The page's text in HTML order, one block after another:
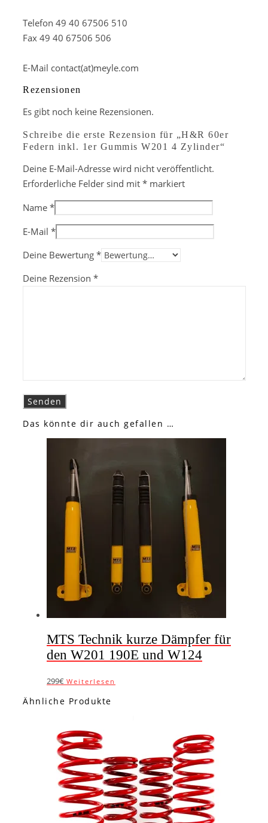
Telefon 49 40 67506 510
Fax 49 40 67506 506
E-Mail contact(at)meyle.com
Rezensionen
Es gibt noch keine Rezensionen.
Schreibe die erste Rezension für „H&R 60er
Federn inkl. 1er Gummis W201 4 Zylinder“
Deine E-Mail-Adresse wird nicht veröffentlicht.
Erforderliche Felder sind mit * markiert
Name *
E-Mail *
Deine Bewertung *
Deine Rezension *
Das könnte dir auch gefallen …
MTS Technik kurze Dämpfer für
den W201 190E und W124
299€ Weiterlesen
Ähnliche Produkte